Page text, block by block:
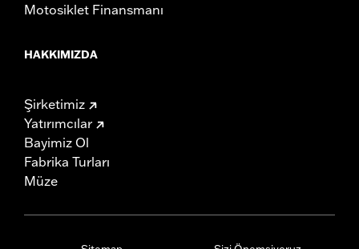
Motosiklet Finansmanı
HAKKIMIZDA
Şirketimiz
Yatırımcılar
Bayimiz Ol
Fabrika Turları
Müze